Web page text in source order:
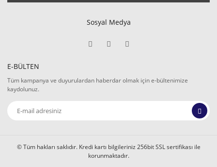
Sosyal Medya
E-BÜLTEN
Tüm kampanya ve duyurulardan haberdar olmak için e-bültenimize
kaydolunuz.
© Tüm hakları saklıdır. Kredi kartı bilgileriniz 256bit SSL sertifikası ile
korunmaktadır.